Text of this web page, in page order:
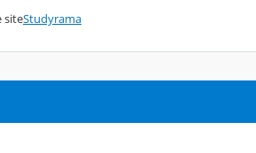
siteStudyrama